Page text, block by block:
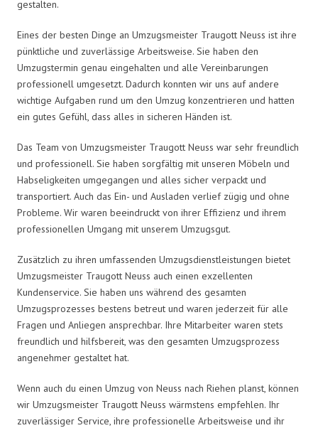
gestalten.
Eines der besten Dinge an Umzugsmeister Traugott Neuss ist ihre
pünktliche und zuverlässige Arbeitsweise. Sie haben den
Umzugstermin genau eingehalten und alle Vereinbarungen
professionell umgesetzt. Dadurch konnten wir uns auf andere
wichtige Aufgaben rund um den Umzug konzentrieren und hatten
ein gutes Gefühl, dass alles in sicheren Händen ist.
Das Team von Umzugsmeister Traugott Neuss war sehr freundlich
und professionell. Sie haben sorgfältig mit unseren Möbeln und
Habseligkeiten umgegangen und alles sicher verpackt und
transportiert. Auch das Ein- und Ausladen verlief zügig und ohne
Probleme. Wir waren beeindruckt von ihrer Effizienz und ihrem
professionellen Umgang mit unserem Umzugsgut.
Zusätzlich zu ihren umfassenden Umzugsdienstleistungen bietet
Umzugsmeister Traugott Neuss auch einen exzellenten
Kundenservice. Sie haben uns während des gesamten
Umzugsprozesses bestens betreut und waren jederzeit für alle
Fragen und Anliegen ansprechbar. Ihre Mitarbeiter waren stets
freundlich und hilfsbereit, was den gesamten Umzugsprozess
angenehmer gestaltet hat.
Wenn auch du einen Umzug von Neuss nach Riehen planst, können
wir Umzugsmeister Traugott Neuss wärmstens empfehlen. Ihr
zuverlässiger Service, ihre professionelle Arbeitsweise und ihr